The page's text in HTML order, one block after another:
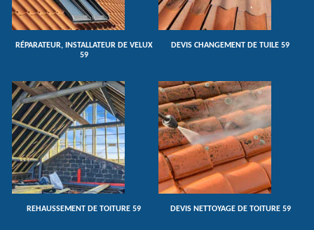
RÉPARATEUR, INSTALLATEUR DE VELUX
59
DEVIS CHANGEMENT DE TUILE 59
REHAUSSEMENT DE TOITURE 59 DEVIS NETTOYAGE DE TOITURE 59